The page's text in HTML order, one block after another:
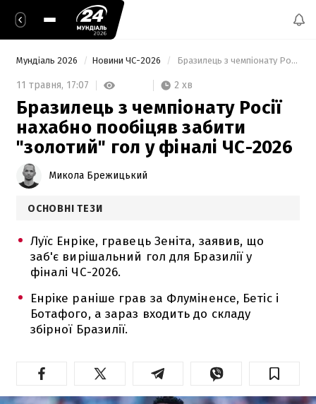
Мундіаль 2026 Новини ЧС-2026 Бразилець з чемпіонату Росії нахабно пообіцяв забити "золотий" гол у фіналі ЧС-2026
11 травня, 17:07 2 хв
Бразилець з чемпіонату Росії
нахабно пообіцяв забити
"золотий" гол у фіналі ЧС-2026
Микола Брежицький
ОСНОВНІ ТЕЗИ
Луїс Енріке, гравець Зеніта, заявив, що
заб'є вирішальний гол для Бразилії у
фіналі ЧС-2026.
Енріке раніше грав за Флуміненсе, Бетіс і
Ботафого, а зараз входить до складу
збірної Бразилії.